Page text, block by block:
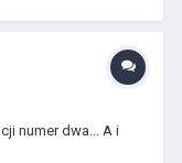
numer dwa... A i